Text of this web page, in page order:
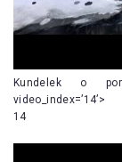
Kundelek o
video_index=’14’>
14